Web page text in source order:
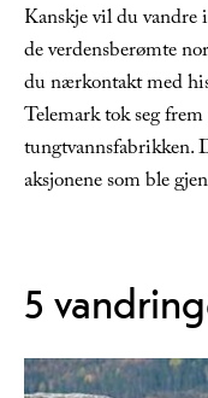
Kanskje vil du vandre
de verdensberømte
du nærkontakt med
Telemark tok seg
tungtvannsfabrikken.
aksjonene som ble
5